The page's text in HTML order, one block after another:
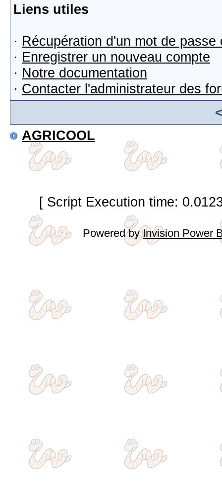
Liens utiles
· Récupération d'un mot de passe
· Enregistrer un nouveau compte
· Notre documentation
· Contacter l'administrateur des
AGRICOOL
[ Script Execution time:
Powered byInvision Power